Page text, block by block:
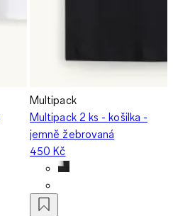
Multipack
Multipack 2 ks - košilka -
jemně žebrovaná
450 Kč